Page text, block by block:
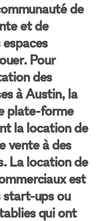
de
et de
Pour
des
à Austin, la
plate-forme
la location de
vente à des
La location de
est
ups ou
qui ont